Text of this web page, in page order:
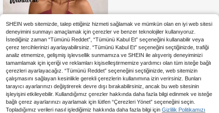
SHEIN web sitemizde, talep ettiğiniz hizmeti sağlamak ve mümkün olan en iyi web sitesi
deneyimini sunmayı amaçlamak için çerezler ve benzer teknolojiler kullanıyoruz.
İstediğiniz zaman “Tümünü Reddet”, “Tümünü Kabul Et” seçeneğini kullanabilir veya
çerez tercihlerinizi ayarlayabilirsiniz. “Tümünü Kabul Et” seçeneğini seçtiğinizde, trafiği
analiz etmemize, gelişmiş işlevsellik sunmamıza ve SHEIN ile alışveriş deneyiminizi
tamamlamak için içeriği ve reklamları kişiselleştirmemize yardımcı olan tüm isteğe bağlı
çerezleri ayarlayacağız. “Tümünü Reddet” seçeneğini seçtiğinizde, web sitemizin
çalışmasını sağlayan kesinlikle gerekli çerezlerin kullanımına izin verirsiniz. Bunları
tarayıcı ayarlarınızı değiştirerek devre dışı bırakabilirsiniz, ancak bu web sitesinin
işleyişini etkileyebilir. Kullandığımız çerezler hakkında daha fazla bilgi edinmek ve isteğe
bağlı çerez ayarlarınızı ayarlamak için lütfen “Çerezleri Yönet” seçeneğini seçin.
Topladığımız verileri nasıl işlediğimiz hakkında daha fazla bilgi için Gizlilik Politikamızı